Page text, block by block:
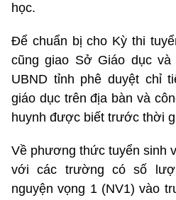
học.
Để chuẩn bị cho Kỳ thi
cũng giao Sở Giáo dục
UBND tỉnh phê duyệt chỉ
giáo dục trên địa bàn và
huynh được biết trước thời
Về phương thức tuyển sinh
với các trường có số
nguyện vọng 1 (NV1) vào